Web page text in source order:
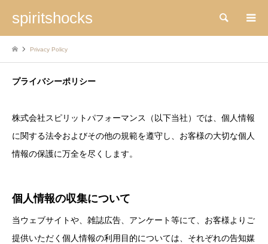
spiritshocks 検索
Privacy Policy
プライバシーポリシー
株式会社スピリットパフォーマンス（以下当社）では、個人情報
に関する法令およびその他の規範を遵守し、お客様の大切な個人
情報の保護に万全を尽くします。
個人情報の収集について
当ウェブサイトや、雑誌広告、アンケート等にて、お客様よりご
提供いただく個人情報の利用目的については、それぞれの告知媒